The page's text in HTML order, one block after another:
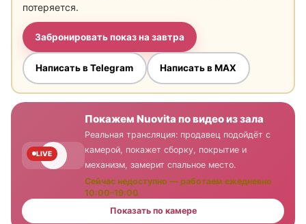
потеряется.
Забронировать показ на завтра
Написать в Telegram Написать в MAX
LIVE
Покажем Nuovita по видео из зала
Реальная трансляция: продавец подойдёт с
камерой, покажет сборку, покрытие и
механизм, замерит спальное место.
Сейчас недоступно — работаем ежедневно
10:00–19:00
Показать по камере